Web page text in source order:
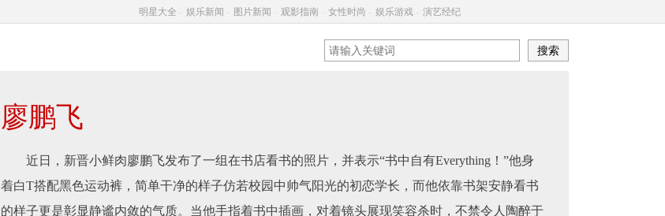
明星大全 娱乐新闻 图片新闻 观影指南 女性时尚 娱乐游戏 演艺经纪
廖鹏飞
近日，新晋小鲜肉廖鹏飞发布了一组在书店看书的照片，并表示“书中自有Everything！”他身
着白T搭配黑色运动裤，简单干净的样子仿若校园中帅气阳光的初恋学长，而他依靠书架安静看书
的样子更是彰显静谧内敛的气质。当他手指着书中插画，对着镜头展现笑容杀时，不禁令人陶醉于